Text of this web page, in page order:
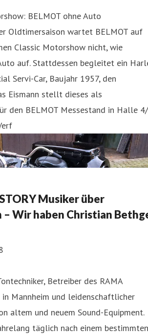
BELMOT ohne Auto
Oldtimersaison wartet BELMOT auf
Classic Motorshow nicht, wie
auf. Stattdessen begleitet ein
Servi-Car, Baujahr 1957, den
Eismann stellt dieses als
den BELMOT Messestand in Halle 4/
Musiker über
Wir haben Christian
Betreiber des RAMA
in Mannheim und leidenschaftlicher
altem und neuem Sound-Equipment.
täglich nach einem bestimmten